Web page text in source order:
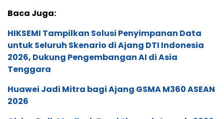
Baca Juga:
HIKSEMI Tampilkan Solusi Penyimpanan Data
untuk Seluruh Skenario di Ajang DTI Indonesia
2026, Dukung Pengembangan AI di Asia
Tenggara
Huawei Jadi Mitra bagi Ajang GSMA M360 ASEAN
2026